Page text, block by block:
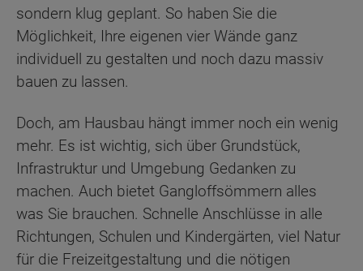
sondern klug geplant. So haben Sie die
Möglichkeit, Ihre eigenen vier Wände ganz
individuell zu gestalten und noch dazu massiv
bauen zu lassen.
Doch, am Hausbau hängt immer noch ein wenig
mehr. Es ist wichtig, sich über Grundstück,
Infrastruktur und Umgebung Gedanken zu
machen. Auch bietet Gangloffsömmern alles
was Sie brauchen. Schnelle Anschlüsse in alle
Richtungen, Schulen und Kindergärten, viel Natur
für die Freizeitgestaltung und die nötigen